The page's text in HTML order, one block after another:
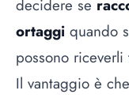
decidere se
ortaggi quando
possono
Il vantaggio è